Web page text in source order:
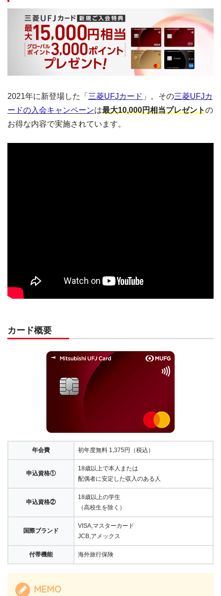
2021年に新登場した「 三菱UFJカード 」。その三菱UFJカ
ードの入会キャンペーンは最大10,000円相当プレゼントの
お得な内容で実施されています。
カード概要
年会費 初年度無料 1,375円（税込）
申込資格①
18歳以上で本人または
配偶者に安定した収入のある人
申込資格②
18歳以上の学生
（高校生を除く）
国際ブランド
VISA,マスターカード
JCB,アメックス
付帯機能 海外旅行保険
MEMO